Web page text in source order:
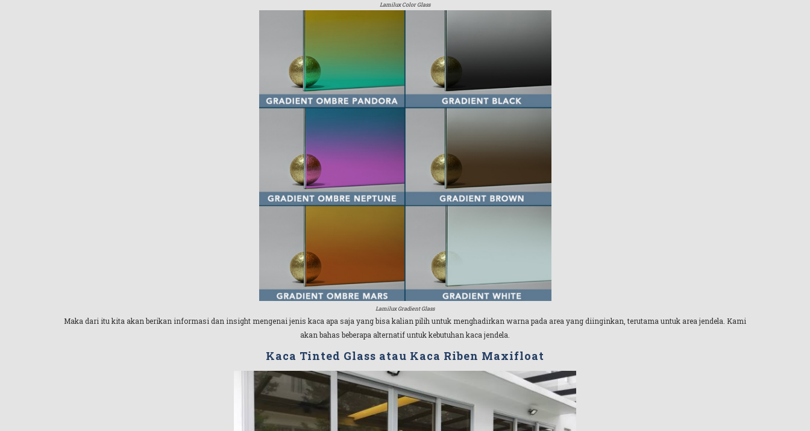
Lamilux Color Glass
Lamilux Gradient Glass
Maka dari itu kita akan berikan informasi dan insight mengenai jenis kaca apa saja yang bisa kalian pilih untuk menghadirkan warna pada area yang diinginkan, terutama untuk area jendela. Kami
akan bahas beberapa alternatif untuk kebutuhan kaca jendela.
Kaca Tinted Glass atau Kaca Riben Maxifloat